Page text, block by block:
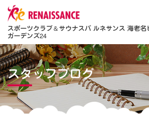
スポーツクラブ＆サウナスパ ルネサンス 海老名
ガーデンズ24
スタッフブログ